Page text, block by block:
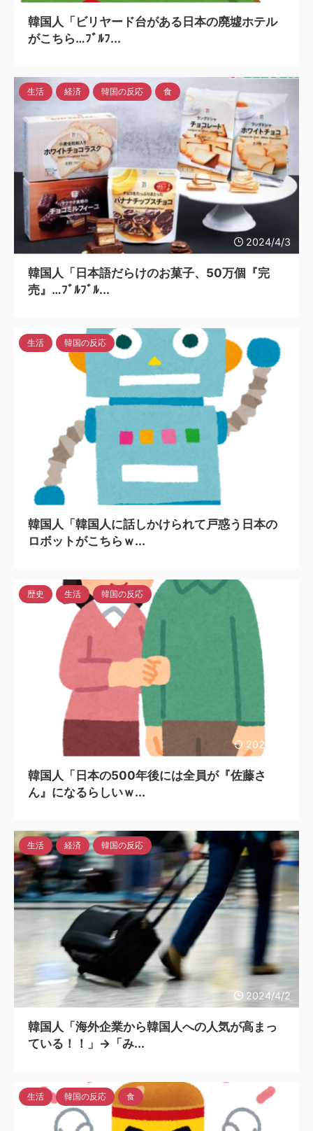
韓国人「ビリヤード台がある日本の廃墟ホテル
がこちら…ﾌﾞﾙﾌ...
2024/4/3
生活 経済 韓国の反応 食
韓国人「日本語だらけのお菓子、50万個『完
売』…ﾌﾞﾙﾌﾞﾙ...
生活 韓国の反応
韓国人「韓国人に話しかけられて戸惑う日本の
ロボットがこちらｗ...
2024/4/2
歴史 生活 韓国の反応
韓国人「日本の500年後には全員が『佐藤さ
ん』になるらしいｗ...
2024/4/2
生活 経済 韓国の反応
韓国人「海外企業から韓国人への人気が高まっ
ている！！」→「み...
生活 韓国の反応 食